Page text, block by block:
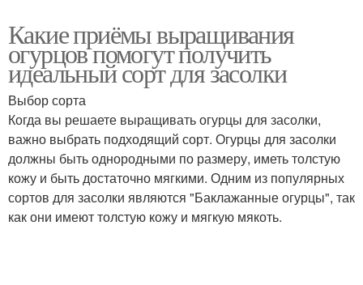
Какие приёмы выращивания
огурцов помогут получить
идеальный сорт для засолки
Выбор сорта
Когда вы решаете выращивать огурцы для засолки,
важно выбрать подходящий сорт. Огурцы для засолки
должны быть однородными по размеру, иметь толстую
кожу и быть достаточно мягкими. Одним из популярных
сортов для засолки являются "Баклажанные огурцы", так
как они имеют толстую кожу и мягкую мякоть.